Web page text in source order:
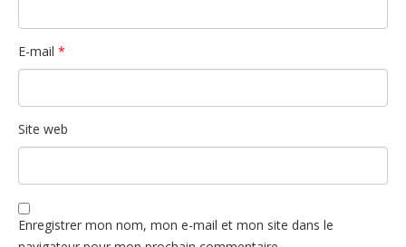
E-mail *
Site web
Enregistrer mon nom, mon e-mail et mon site dans le